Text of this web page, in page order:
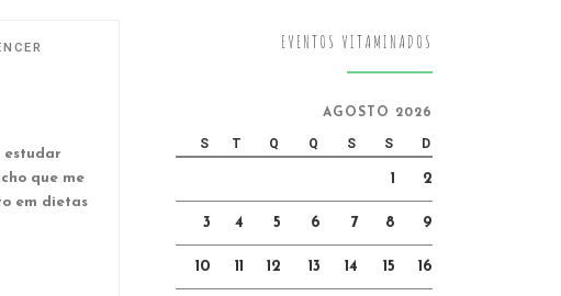
estudar
que me
em dietas
EVENTOS VITAMINADOS
AGOSTO 2026
S T Q Q S S D
1 2
3 4 5 6 7 8 9
10 11 12 13 14 15 16